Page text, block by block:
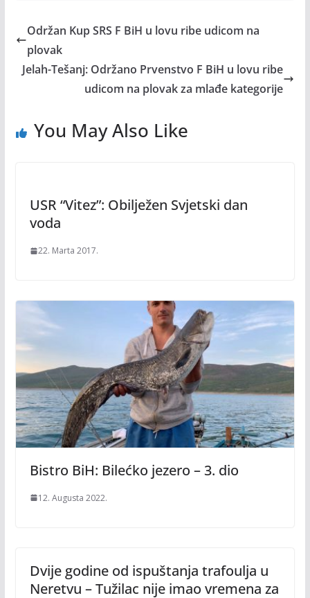
Održan Kup SRS F BiH u lovu ribe udicom na
plovak
Jelah-Tešanj: Održano Prvenstvo F BiH u lovu ribe
udicom na plovak za mlađe kategorije
You May Also Like
USR “Vitez”: Obilježen Svjetski dan
voda
22. Marta 2017.
Bistro BiH: Bilećko jezero – 3. dio
12. Augusta 2022.
Dvije godine od ispuštanja trafoulja u
Neretvu – Tužilac nije imao vremena za